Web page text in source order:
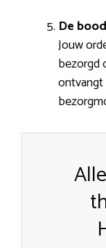
De
Jouw
bezorgd
ontvangt